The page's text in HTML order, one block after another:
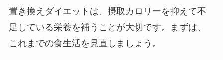
置き換えダイエットは、摂取カロリーを抑えて不
足している栄養を補うことが大切です。まずは、
これまでの食生活を見直しましょう。